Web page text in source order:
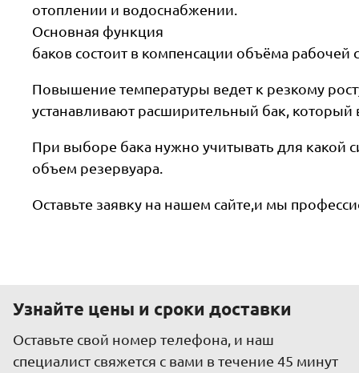
отоплении и водоснабжении.
Основная функция
баков состоит в компенсации объёма
Повышение температуры ведет к резкому
устанавливают расширительный бак, который
При выборе бака нужно учитывать для какой
объем резервуара.
Оставьте заявку на нашем сайте,и мы
Узнайте цены и сроки доставки
Оставьте свой номер телефона, и наш
специалист свяжется c вами в течение 45 минут